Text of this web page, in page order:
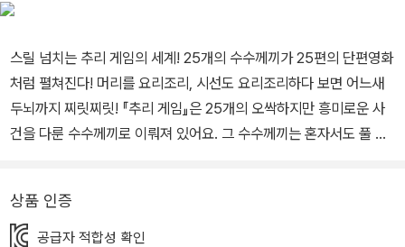
스릴 넘치는 추리 게임의 세계! 25개의 수수께끼가 25편의 단편영화
처럼 펼쳐진다! 머리를 요리조리, 시선도 요리조리하다 보면 어느새
두뇌까지 찌릿찌릿! 『추리 게임』은 25개의 오싹하지만 흥미로운 사
건을 다룬 수수께끼로 이뤄져 있어요. 그 수수께끼는 혼자서도 풀 수
한 난이도를 갖고 있답니다. 다양한 사건과 다양한 난이도는 누구라
도 ‘추리 게임’을 즐길 수 있도록 해줘요. 여기저기서 단서를 찾아 무
상품 인증
공급자 적합성 확인